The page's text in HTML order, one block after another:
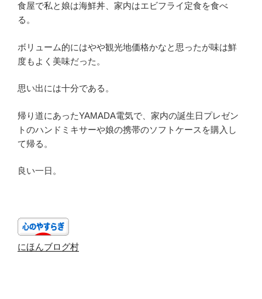
食屋で私と娘は海鮮丼、家内はエビフライ定食を食べ
る。
ボリューム的にはやや観光地価格かなと思ったが味は鮮
度もよく美味だった。
思い出には十分である。
帰り道にあったYAMADA電気で、家内の誕生日プレゼン
トのハンドミキサーや娘の携帯のソフトケースを購入し
て帰る。
良い一日。
にほんブログ村